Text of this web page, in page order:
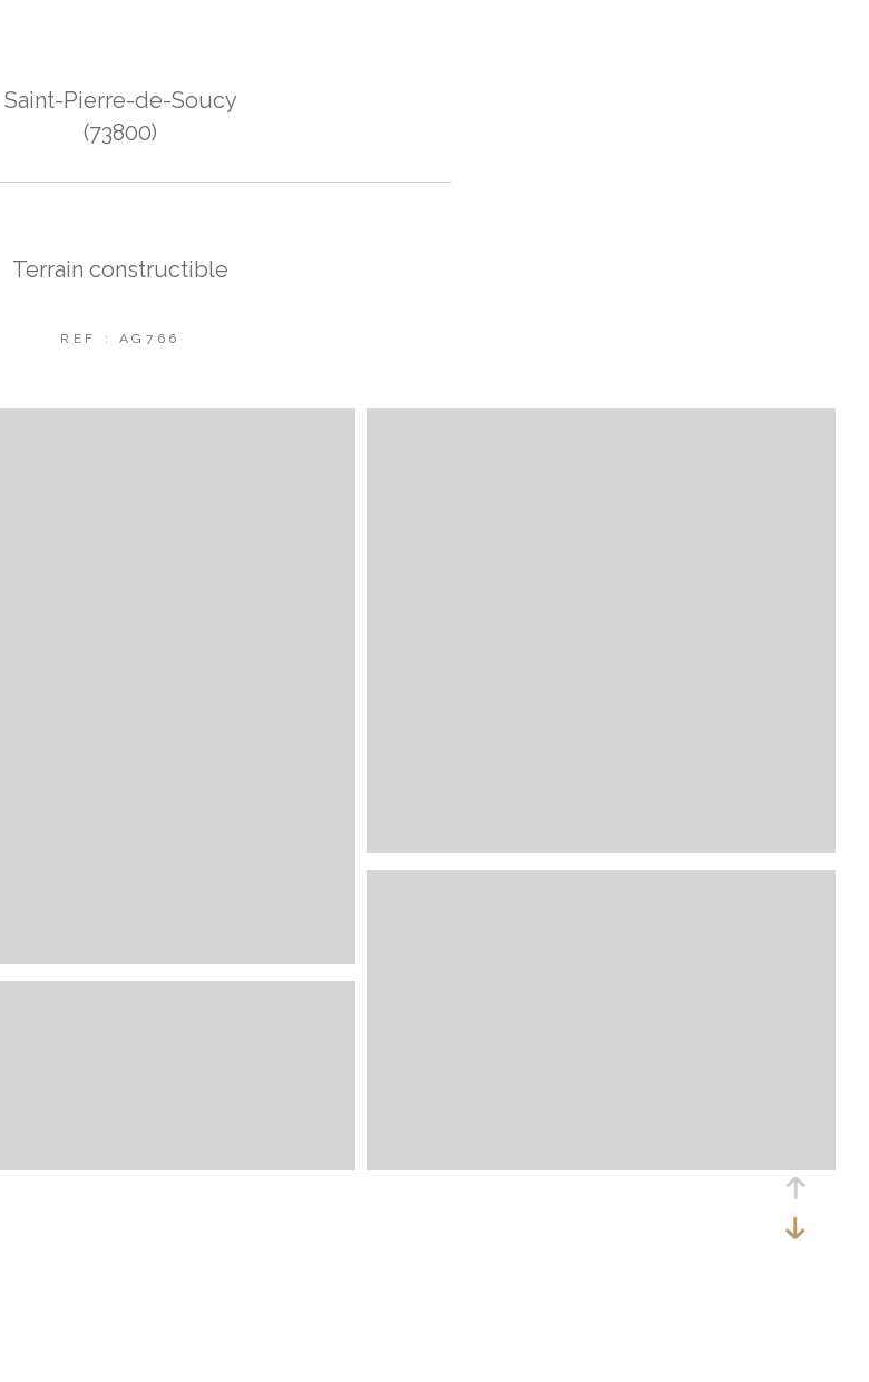
Saint-Pierre-de-Soucy
(73800)
Terrain constructible
REF : AG766